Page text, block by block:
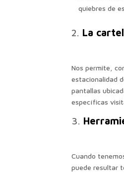
quiebres de
La
Nos permite,
estacionalidad
pantallas
específicas
Cuando
puede resultar